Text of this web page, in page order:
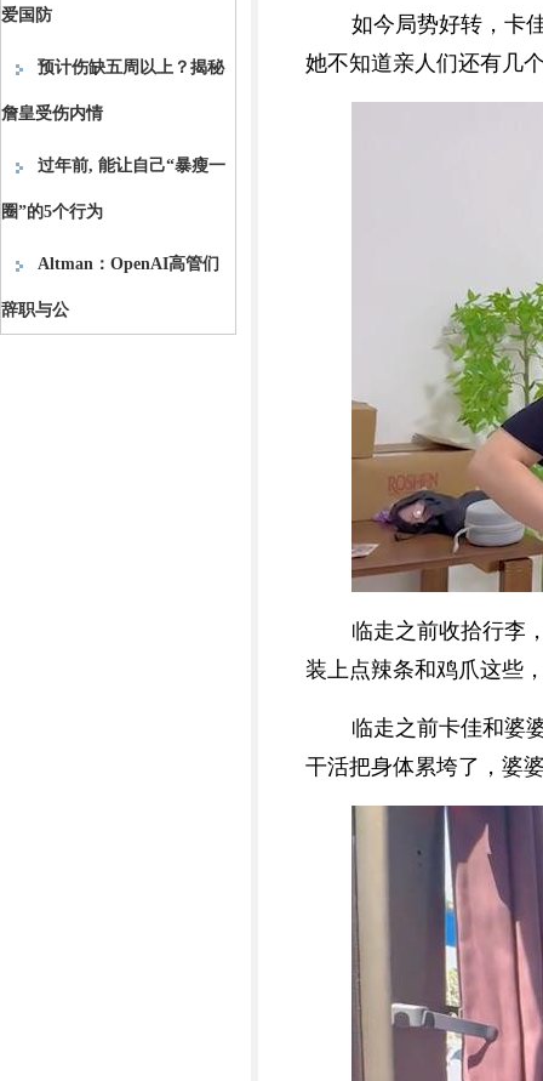
爱国防
预计伤缺五周以上？揭秘
詹皇受伤内情
过年前, 能让自己“暴瘦一
圈”的5个行为
Altman：OpenAI高管们
辞职与公
如今局势好转，卡
她不知道亲人们还有几
临走之前收拾行李
装上点辣条和鸡爪这些
临走之前卡佳和婆
干活把身体累垮了，婆